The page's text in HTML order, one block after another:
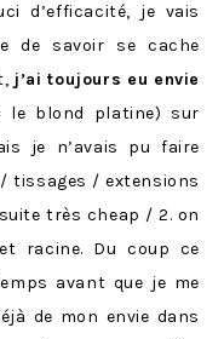
d’efficacité, je vais
de savoir se cache
j’ai toujours eu envie
le blond platine) sur
je n’avais pu faire
tissages / extensions
très cheap / 2. on
racine. Du coup ce
avant que je me
de mon envie dans